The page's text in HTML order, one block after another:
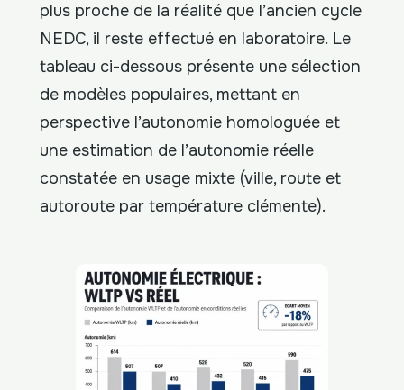
plus proche de la réalité que l’ancien cycle
NEDC, il reste effectué en laboratoire. Le
tableau ci-dessous présente une sélection
de modèles populaires, mettant en
perspective l’autonomie homologuée et
une estimation de l’autonomie réelle
constatée en usage mixte (ville, route et
autoroute par température clémente).